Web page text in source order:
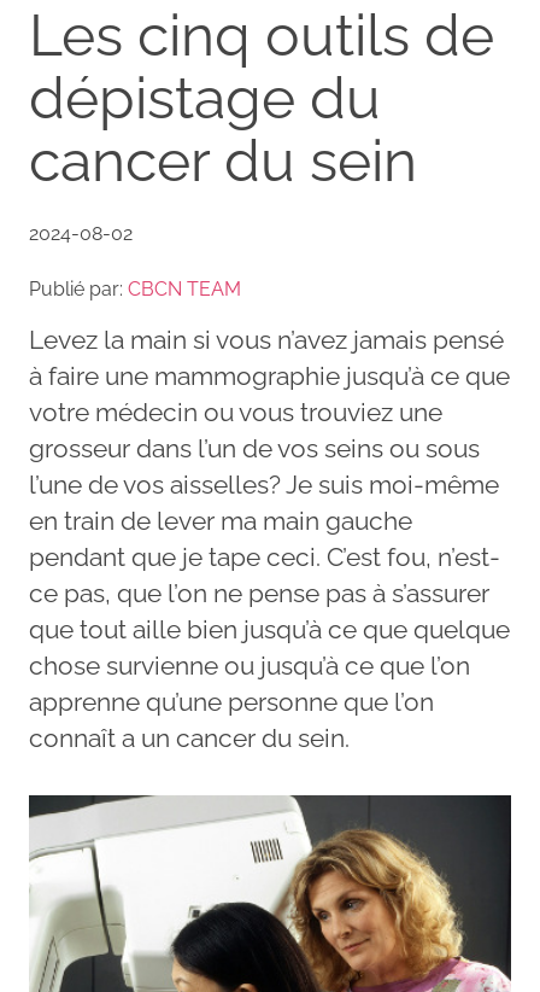
Les cinq outils de
dépistage du
cancer du sein
2024-08-02
Publié par: CBCN TEAM
Levez la main si vous n’avez jamais pensé
à faire une mammographie jusqu’à ce que
votre médecin ou vous trouviez une
grosseur dans l’un de vos seins ou sous
l’une de vos aisselles? Je suis moi-même
en train de lever ma main gauche
pendant que je tape ceci. C’est fou, n’est-
ce pas, que l’on ne pense pas à s’assurer
que tout aille bien jusqu’à ce que quelque
chose survienne ou jusqu’à ce que l’on
apprenne qu’une personne que l’on
connaît a un cancer du sein.